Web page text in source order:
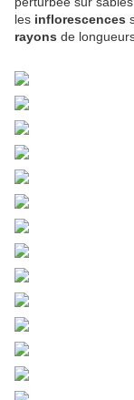
les inflorescences
rayons de